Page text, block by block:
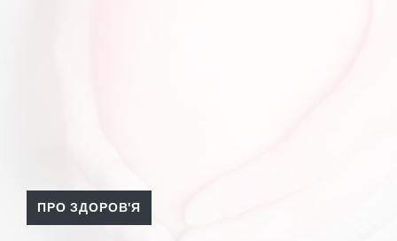
ПРО ЗДОРОВ'Я